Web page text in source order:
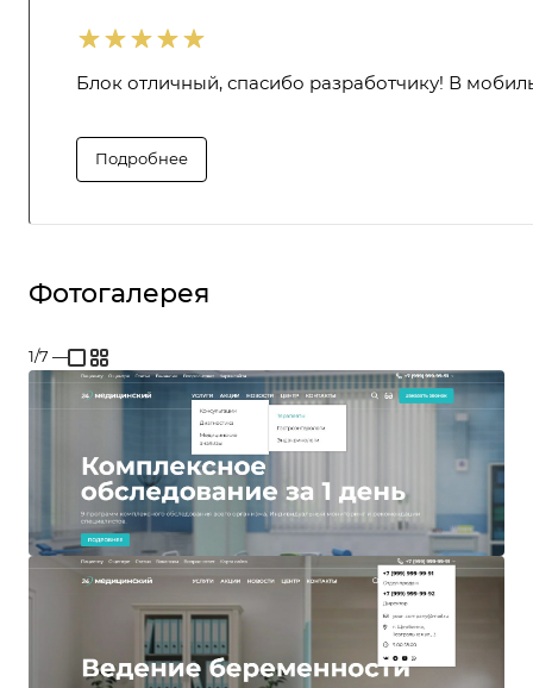
Блок отличный, спасибо разработчику! В
Подробнее
Фотогалерея
1/7 —